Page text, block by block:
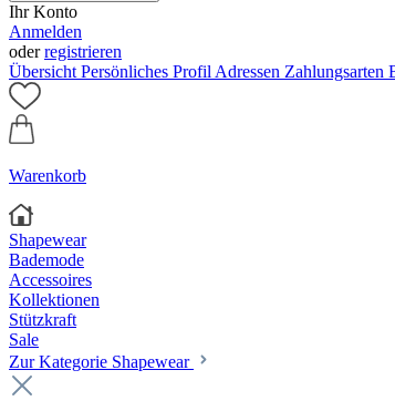
Ihr Konto
Anmelden
oderregistrieren
Übersicht Persönliches Profil Adressen Zahlungsarten
Warenkorb
Shapewear
Bademode
Accessoires
Kollektionen
Stützkraft
Sale
Zur Kategorie Shapewear